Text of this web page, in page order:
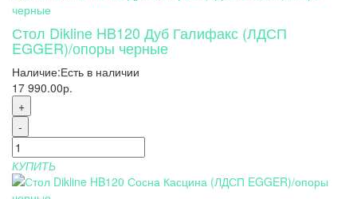
Стол Dikline HB120 Дуб Галифакс (ЛДСП
EGGER)/опоры черные
Наличие:Есть в наличии
17 990.00р.
+
-
КУПИТЬ